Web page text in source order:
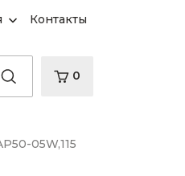
Контакты
0
05W,115